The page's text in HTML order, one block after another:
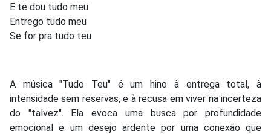
E te dou tudo meu
Entrego tudo meu
Se for pra tudo teu
A música "Tudo Teu" é um hino à entrega total, à
intensidade sem reservas, e à recusa em viver na incerteza
do "talvez". Ela evoca uma busca por profundidade
emocional e um desejo ardente por uma conexão que